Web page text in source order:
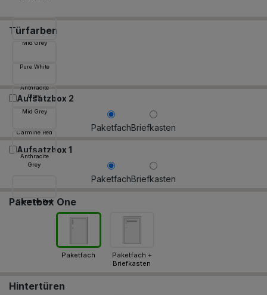
Mid Grey
Anthracite
Grey
Carmine Red
Türfarben
Pure White
Mid Grey
Anthracite
Grey
Carmine Red
Aufsatzbox 2
PaketfachBriefkasten
Aufsatzbox 1
PaketfachBriefkasten
Paketbox One
Paketfach
Paketfach +
Briefkasten
Hintertüren